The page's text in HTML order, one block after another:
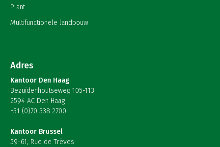
Plant
Multifunctionele landbouw
Adres
Kantoor Den Haag
Bezuidenhoutseweg 105-113
2594 AC Den Haag
+31 (0)70 338 2700
Kantoor Brussel
59-61, Rue de Trèves